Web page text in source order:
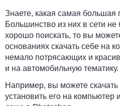
Знаете, какая самая
Большинство из них в сети
хорошо поискать, то вы
основаниях скачать себе на
немало потрясающих и
и на автомобильную тематику.
Например, вы можете
установить его на компьютер